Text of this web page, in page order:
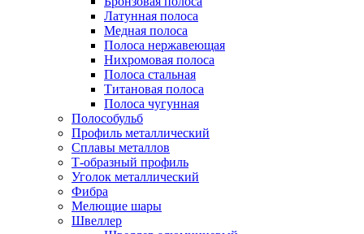
Латунная полоса
Медная полоса
Полоса нержавеющая
Нихромовая полоса
Полоса стальная
Титановая полоса
Полоса чугунная
Полособульб
Профиль металлический
Сплавы металлов
Т-образный профиль
Уголок металлический
Фибра
Мелющие шары
Швеллер